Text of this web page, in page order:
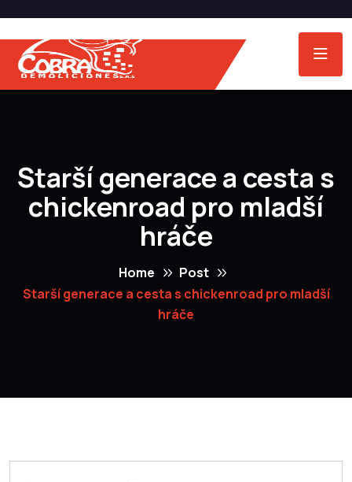
Starší generace a cesta s
chickenroad pro mladší
hráče
Home
Post
Starší generace a cesta s chickenroad pro mladší
hráče